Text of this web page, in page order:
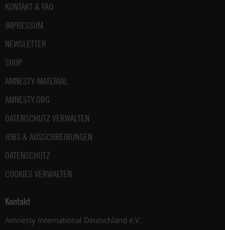
Fußbereich
KONTAKT & FAQ
IMPRESSUM
NEWSLETTER
SHOP
AMNESTY-MATERIAL
AMNESTY.ORG
DATENSCHUTZ VERWALTEN
JOBS & AUSSCHREIBUNGEN
DATENSCHUTZ
COOKIES VERWALTEN
Kontakt
Amnesty International Deutschland e.V.